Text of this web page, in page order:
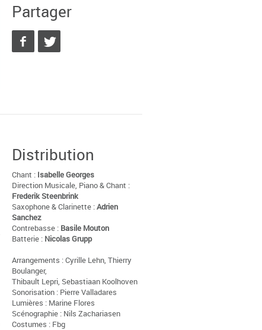
Partager
Distribution
Chant : Isabelle Georges
Direction Musicale, Piano & Chant :
Frederik Steenbrink
Saxophone & Clarinette :Adrien
Sanchez
Contrebasse : Basile Mouton
Batterie : Nicolas Grupp
Arrangements : Cyrille Lehn, Thierry
Boulanger,
Thibault Lepri, Sebastiaan Koolhoven
Sonorisation : Pierre Valladares
Lumières : Marine Flores
Scénographie : Nils Zachariasen
Costumes : Fbg